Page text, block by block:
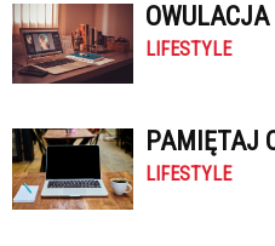
LIFESTYLE
PAMIĘTAJ
LIFESTYLE